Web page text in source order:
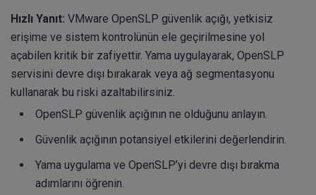
Hızlı Yanıt: VMware OpenSLP güvenlik açığı, yetkisiz
erişime ve sistem kontrolünün ele geçirilmesine yol
açabilen kritik bir zafiyettir. Yama uygulayarak, OpenSLP
servisini devre dışı bırakarak veya ağ segmentasyonu
kullanarak bu riski azaltabilirsiniz.
OpenSLP güvenlik açığının ne olduğunu anlayın.
Güvenlik açığının potansiyel etkilerini değerlendirin.
Yama uygulama ve OpenSLP’yi devre dışı bırakma
adımlarını öğrenin.